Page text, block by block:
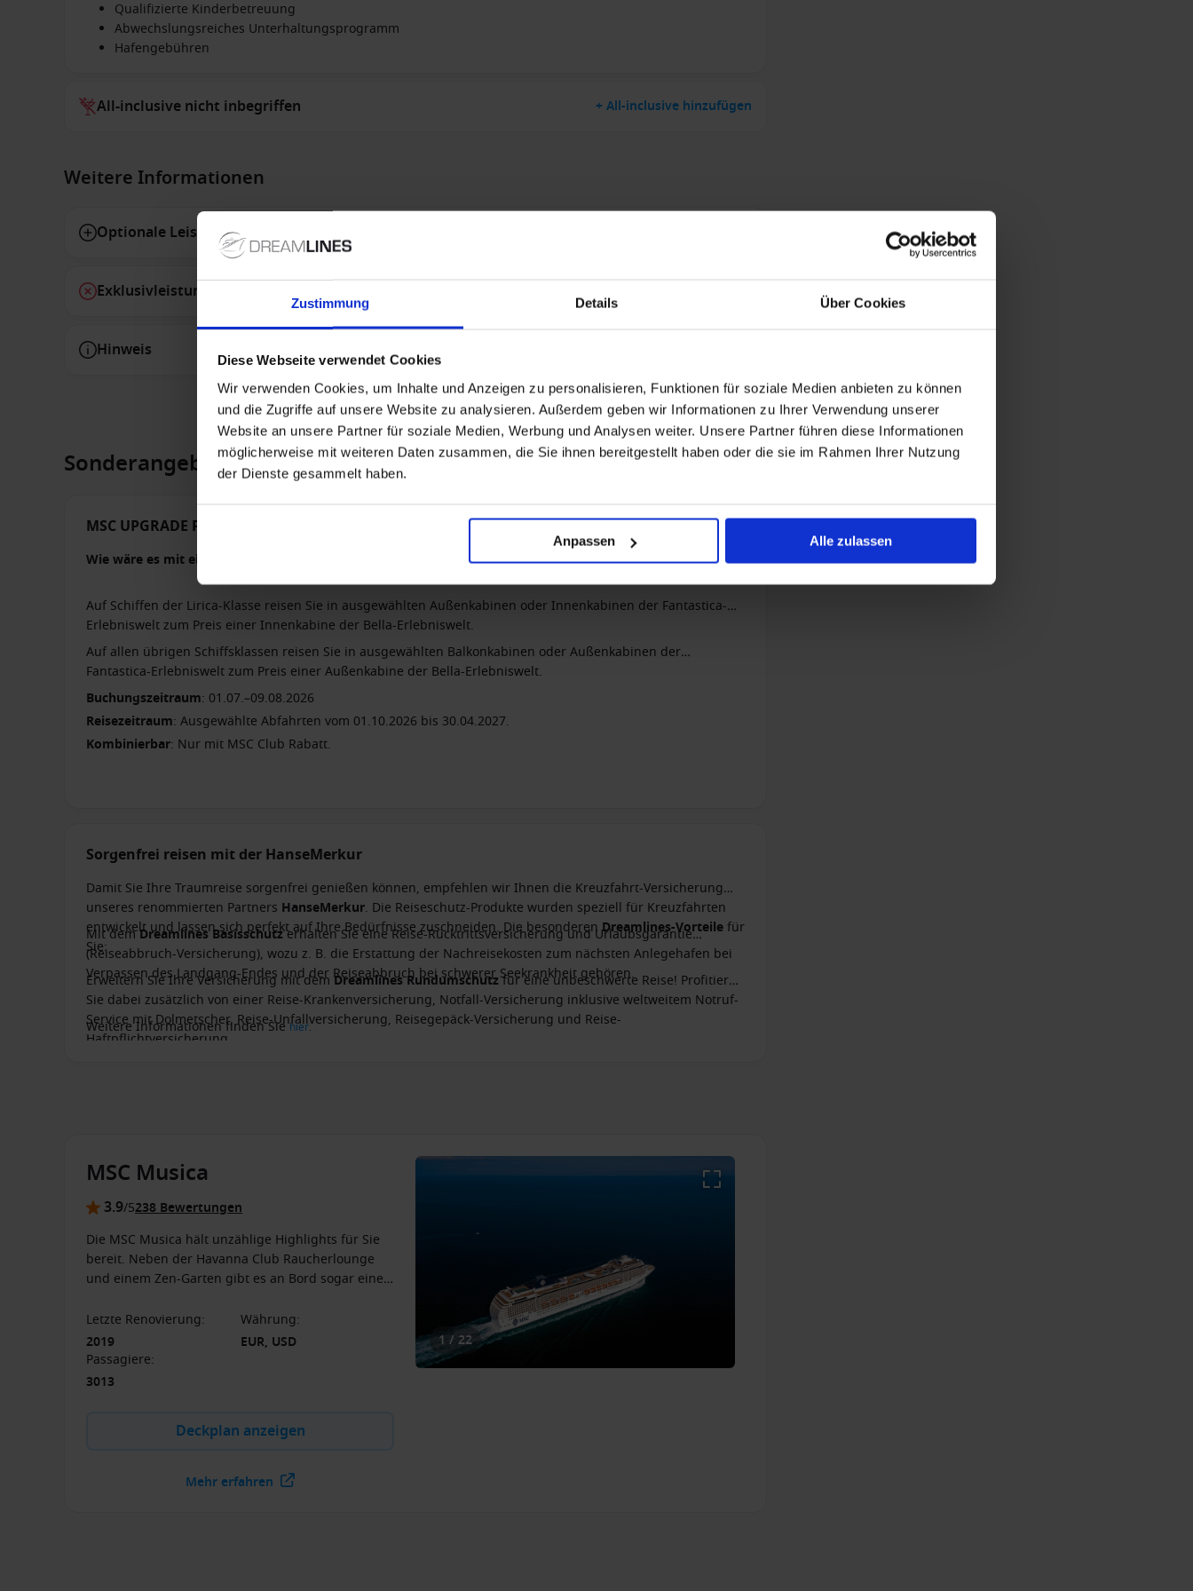
Zustimmung Details Über Cookies
Diese Webseite verwendet Cookies
Wir verwenden Cookies, um Inhalte und Anzeigen zu personalisieren, Funktionen für soziale Medien anbieten zu können
und die Zugriffe auf unsere Website zu analysieren. Außerdem geben wir Informationen zu Ihrer Verwendung unserer
Website an unsere Partner für soziale Medien, Werbung und Analysen weiter. Unsere Partner führen diese Informationen
möglicherweise mit weiteren Daten zusammen, die Sie ihnen bereitgestellt haben oder die sie im Rahmen Ihrer Nutzung
der Dienste gesammelt haben.
Anpassen Alle zulassen
Qualifizierte Kinderbetreuung
Abwechslungsreiches Unterhaltungsprogramm
Hafengebühren
All-inclusive nicht inbegriffen + All-inclusive hinzufügen
Weitere Informationen
Optionale Leistungen
Exklusivleistungen
Hinweis
Sonderangebote
MSC UPGRADE PROMO ✨
Wie wäre es mit einem Kabinen-Upgrade ohne Aufpreis?
Auf Schiffen der Lirica-Klasse reisen Sie in ausgewählten Außenkabinen oder Innenkabinen der Fantastica-
Erlebniswelt zum Preis einer Innenkabine der Bella-Erlebniswelt.
Auf allen übrigen Schiffsklassen reisen Sie in ausgewählten Balkonkabinen oder Außenkabinen der
Fantastica-Erlebniswelt zum Preis einer Außenkabine der Bella-Erlebniswelt.
Buchungszeitraum: 01.07.–09.08.2026
Reisezeitraum: Ausgewählte Abfahrten vom 01.10.2026 bis 30.04.2027.
Kombinierbar: Nur mit MSC Club Rabatt.
Sorgenfrei reisen mit der HanseMerkur
Damit Sie Ihre Traumreise sorgenfrei genießen können, empfehlen wir Ihnen die Kreuzfahrt-Versicherung
unseres renommierten Partners HanseMerkur. Die Reiseschutz-Produkte wurden speziell für Kreuzfahrten
entwickelt und lassen sich perfekt auf Ihre Bedürfnisse zuschneiden. Die besonderen Dreamlines-Vorteilefür
Sie:
Mit demDreamlines Basisschutzerhalten Sie eine Reise-Rücktrittsversicherung und Urlaubsgarantie
(Reiseabbruch-Versicherung), wozu z. B. die Erstattung der Nachreisekosten zum nächsten Anlegehafen bei
Verpassen des Landgang-Endes und der Reiseabbruch bei schwerer Seekrankheit gehören.
Erweitern Sie Ihre Versicherung mit dem Dreamlines Rundumschutzfür eine unbeschwerte Reise! Profitieren
Sie dabei zusätzlich von einer Reise-Krankenversicherung, Notfall-Versicherung inklusive weltweitem Notruf-
Service mit Dolmetscher, Reise-Unfallversicherung, Reisegepäck-Versicherung und Reise-
Haftpflichtversicherung.
Weitere Informationen finden Siehier.
1 / 22
MSC Musica
3.9/5238 Bewertungen
Die MSC Musica hält unzählige Highlights für Sie
bereit. Neben der Havanna Club Raucherlounge
und einem Zen-Garten gibt es an Bord sogar einen
Bild und kommen Sie an Bord.
Letzte Renovierung:
2019
Währung:
EUR, USD
Passagiere:
3013
Deckplan anzeigen
Mehr erfahren